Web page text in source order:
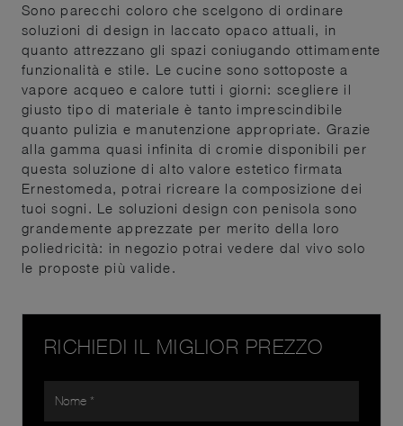
Sono parecchi coloro che scelgono di ordinare
soluzioni di design in laccato opaco attuali, in
quanto attrezzano gli spazi coniugando ottimamente
funzionalità e stile. Le cucine sono sottoposte a
vapore acqueo e calore tutti i giorni: scegliere il
giusto tipo di materiale è tanto imprescindibile
quanto pulizia e manutenzione appropriate. Grazie
alla gamma quasi infinita di cromie disponibili per
questa soluzione di alto valore estetico firmata
Ernestomeda, potrai ricreare la composizione dei
tuoi sogni. Le soluzioni design con penisola sono
grandemente apprezzate per merito della loro
poliedricità: in negozio potrai vedere dal vivo solo
le proposte più valide.
RICHIEDI IL MIGLIOR PREZZO